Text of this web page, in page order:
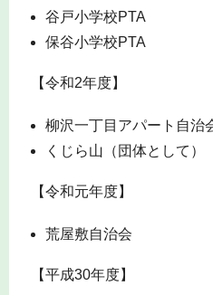
谷戸小学校PTA
保谷小学校PTA
【令和2年度】
柳沢一丁目アパート自治
くじら山（団体として）
【令和元年度】
荒屋敷自治会
【平成30年度】